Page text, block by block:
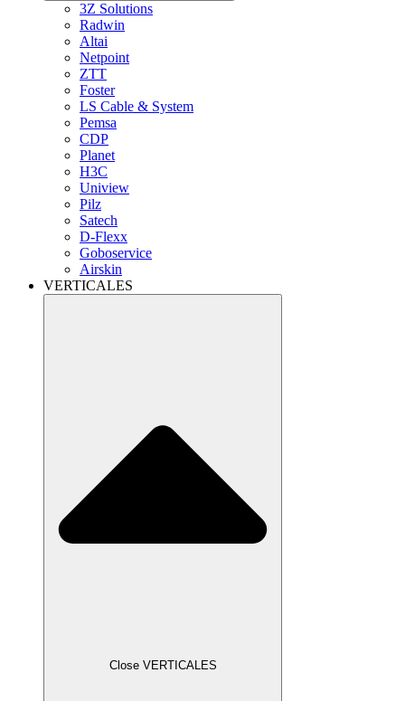
3Z Solutions
Radwin
Altai
Netpoint
ZTT
Foster
LS Cable & System
Pemsa
CDP
Planet
H3C
Uniview
Pilz
Satech
D-Flexx
Goboservice
Airskin
VERTICALES
Close VERTICALES